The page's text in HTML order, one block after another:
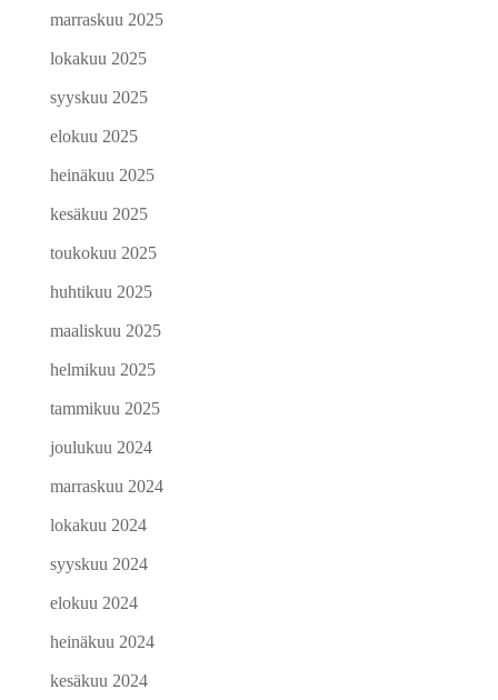
marraskuu 2025
lokakuu 2025
syyskuu 2025
elokuu 2025
heinäkuu 2025
kesäkuu 2025
toukokuu 2025
huhtikuu 2025
maaliskuu 2025
helmikuu 2025
tammikuu 2025
joulukuu 2024
marraskuu 2024
lokakuu 2024
syyskuu 2024
elokuu 2024
heinäkuu 2024
kesäkuu 2024